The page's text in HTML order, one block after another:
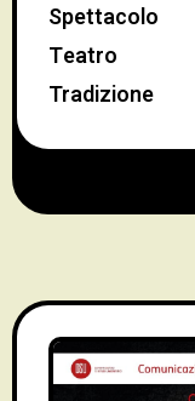
Spettacolo
Teatro
Tradizione